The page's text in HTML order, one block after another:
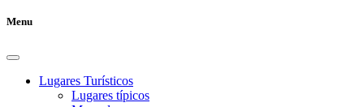
Menu
Lugares Turísticos
Lugares tí­picos